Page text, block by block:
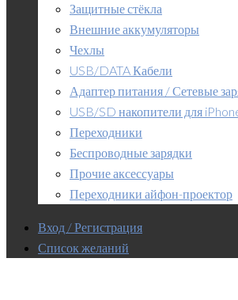
Защитные стёкла
Внешние аккумуляторы
Чехлы
USB/DATA Кабели
Адаптер питания / Сетевые
USB/SD накопители для
Переходники
Беспроводные зарядки
Прочие аксессуары
Переходники айфон-проектор
Вход / Регистрация
Список желаний